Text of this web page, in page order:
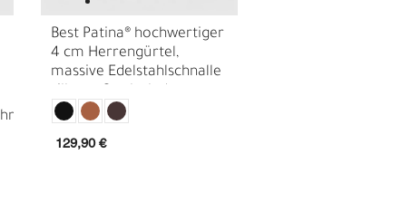
Best Patina® hochwertiger
4 cm Herrengürtel,
massive Edelstahlschnalle
129,90 €